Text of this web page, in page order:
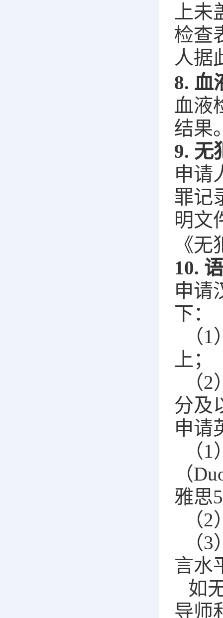
上
检查
人据
8. 血
血液
结果
9. 无
申请
罪记
明文
《
10.
申请
下：
（1
上；
（2
分及
申请
（1
（
雅思
（2
（3
言水
如
导师